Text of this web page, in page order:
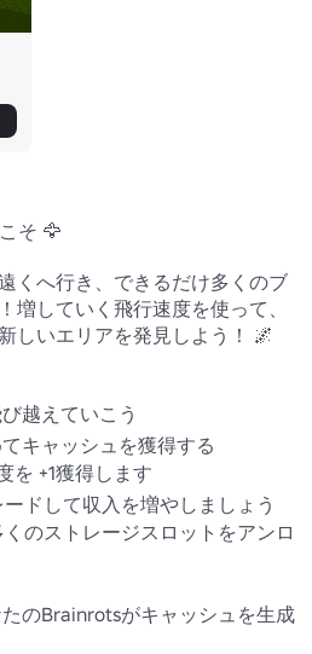
そ 🦅
くへ行き、できるだけ多くのブ
増していく飛行速度を使って、
しいエリアを発見しよう！ 🌌
越えていこう
キャッシュを獲得する
を +1獲得します
ドして収入を増やしましょう
のストレージスロットをアンロ
のBrainrotsがキャッシュを生成